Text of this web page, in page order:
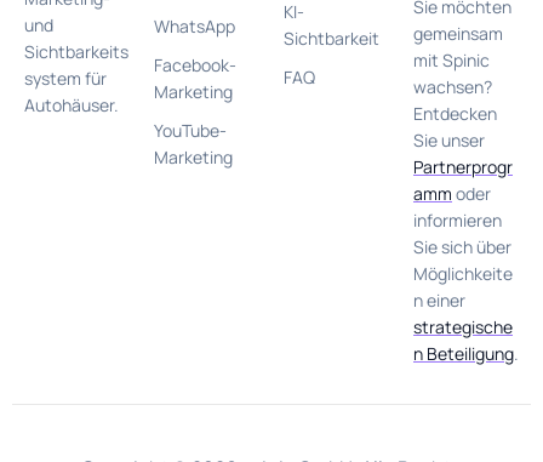
und
Sichtbarkeits
system für
Autohäuser.
WhatsApp
Facebook-
Marketing
YouTube-
Marketing
KI-
Sichtbarkeit
FAQ
Sie möchten
gemeinsam
mit Spinic
wachsen?
Entdecken
Sie unser
Partnerprogr
amm oder
informieren
Sie sich über
Möglichkeite
n einer
strategische
n Beteiligung.